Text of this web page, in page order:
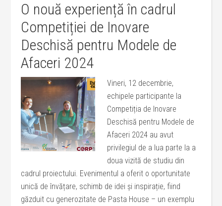
O nouă experiență în cadrul
Competiției de Inovare
Deschisă pentru Modele de
Afaceri 2024
Vineri, 12 decembrie,
echipele participante la
Competiția de Inovare
Deschisă pentru Modele de
Afaceri 2024 au avut
privilegiul de a lua parte la a
doua vizită de studiu din
cadrul proiectului. Evenimentul a oferit o oportunitate
unică de învățare, schimb de idei și inspirație, fiind
găzduit cu generozitate de Pasta House – un exemplu